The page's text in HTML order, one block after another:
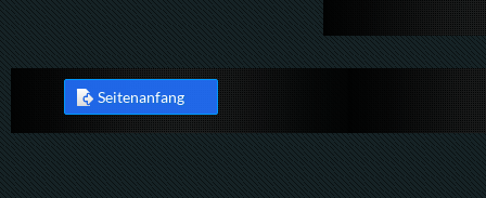
Seitenanfang